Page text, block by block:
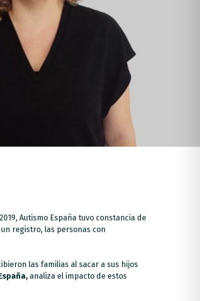
Autismo España tuvo constancia de
registro, las personas con
las familias al sacar a sus hijos
analiza el impacto de estos